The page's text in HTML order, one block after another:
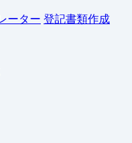
ーター 登記書類作成